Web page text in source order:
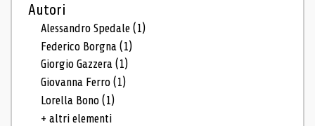
Autori
Alessandro Spedale(1)
Federico Borgna(1)
Giorgio Gazzera(1)
Giovanna Ferro(1)
Lorella Bono(1)
+ altri elementi